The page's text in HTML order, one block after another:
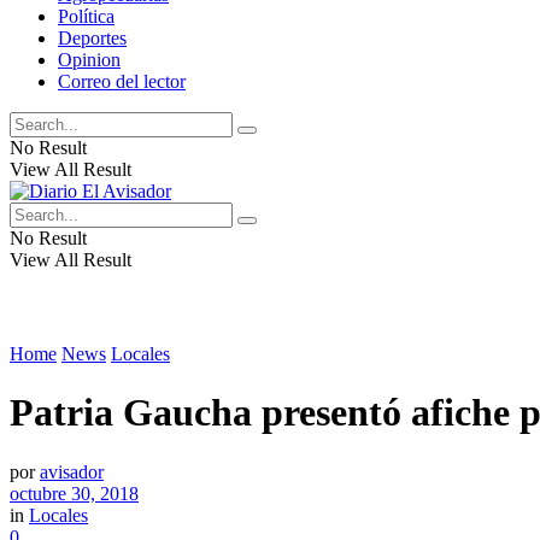
Política
Deportes
Opinion
Correo del lector
No Result
View All Result
No Result
View All Result
Home News Locales
Patria Gaucha presentó afiche
por avisador
octubre 30, 2018
in Locales